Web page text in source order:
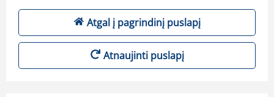
Atgal į pagrindinį puslapį
Atnaujinti puslapį